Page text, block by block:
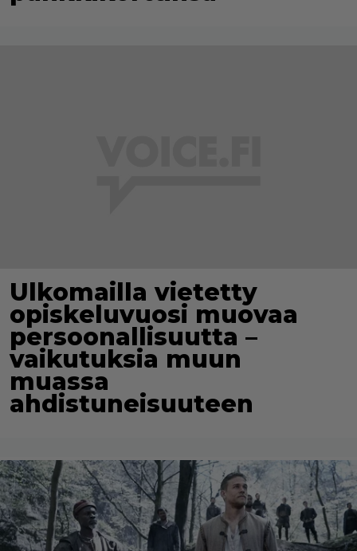
Ulkomailla vietetty
opiskeluvuosi muovaa
persoonallisuutta –
vaikutuksia muun
muassa
ahdistuneisuuteen